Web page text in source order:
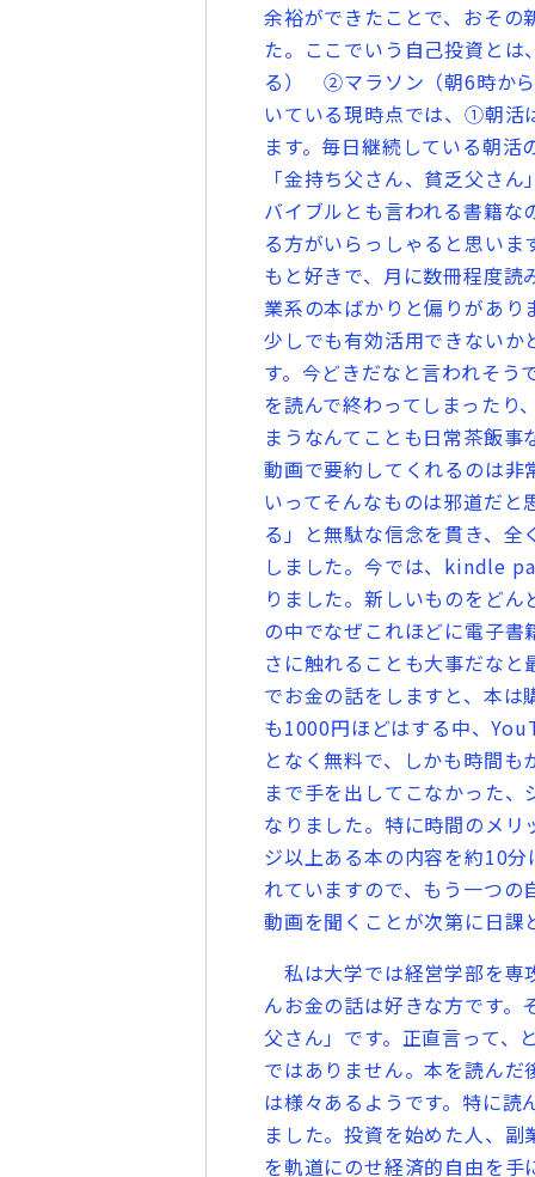
余裕ができたことで、おそ
た。ここでいう自己投資と
る） ②マラソン（朝6時か
いている現時点では、①朝
ます。毎日継続している朝
「金持ち父さん、貧乏父さ
バイブルとも言われる書籍
る方がいらっしゃると思い
もと好きで、月に数冊程度
業系の本ばかりと偏りがあ
少しでも有効活用できない
す。今どきだなと言われそう
を読んで終わってしまったり
まうなんてことも日常茶飯
動画で要約してくれるのは非
いってそんなものは邪道だ
る」と無駄な信念を貫き、
しました。今では、kindle
りました。新しいものをど
の中でなぜこれほどに電子
さに触れることも大事だな
でお金の話をしますと、本
も1000円ほどはする中、
となく無料で、しかも時間
まで手を出してこなかった
なりました。特に時間のメ
ジ以上ある本の内容を約10
れていますので、もう一つ
動画を聞くことが次第に日課
私は大学では経営学部を専
んお金の話は好きな方です
父さん」です。正直言って、
ではありません。本を読ん
は様々あるようです。特に
ました。投資を始めた人、
を軌道にのせ経済的自由を